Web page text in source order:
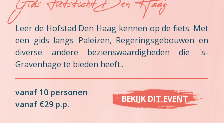
Leer de Hofstad Den Haag kennen op de fiets. Met
een gids langs Paleizen, Regeringsgebouwen en
diverse andere bezienswaardigheden die 's-
Gravenhage te bieden heeft..
vanaf 10 personen
vanaf €29 p.p.
BEKIJK DIT EVENT